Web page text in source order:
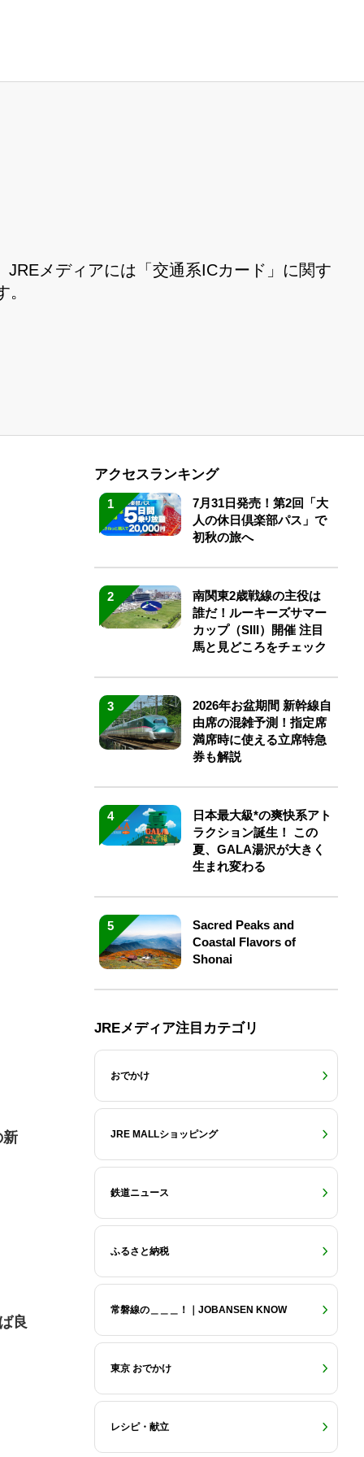
メディアには「交通系ICカード」に関す
新
良
アクセスランキング
1
7月31日発売！第2回「大
人の休日倶楽部パス」で
初秋の旅へ
2
南関東2歳戦線の主役は
誰だ！ルーキーズサマー
カップ（SIII）開催 注目
馬と見どころをチェック
3
2026年お盆期間 新幹線自
由席の混雑予測！指定席
満席時に使える立席特急
券も解説
4
日本最大級*の爽快系アト
ラクション誕生！ この
夏、GALA湯沢が大きく
生まれ変わる
5
Sacred Peaks and
Coastal Flavors of
Shonai
JREメディア注目カテゴリ
おでかけ
JRE MALLショッピング
鉄道ニュース
ふるさと納税
常磐線の＿＿＿！｜JOBANSEN KNOW
東京 おでかけ
レシピ・献立